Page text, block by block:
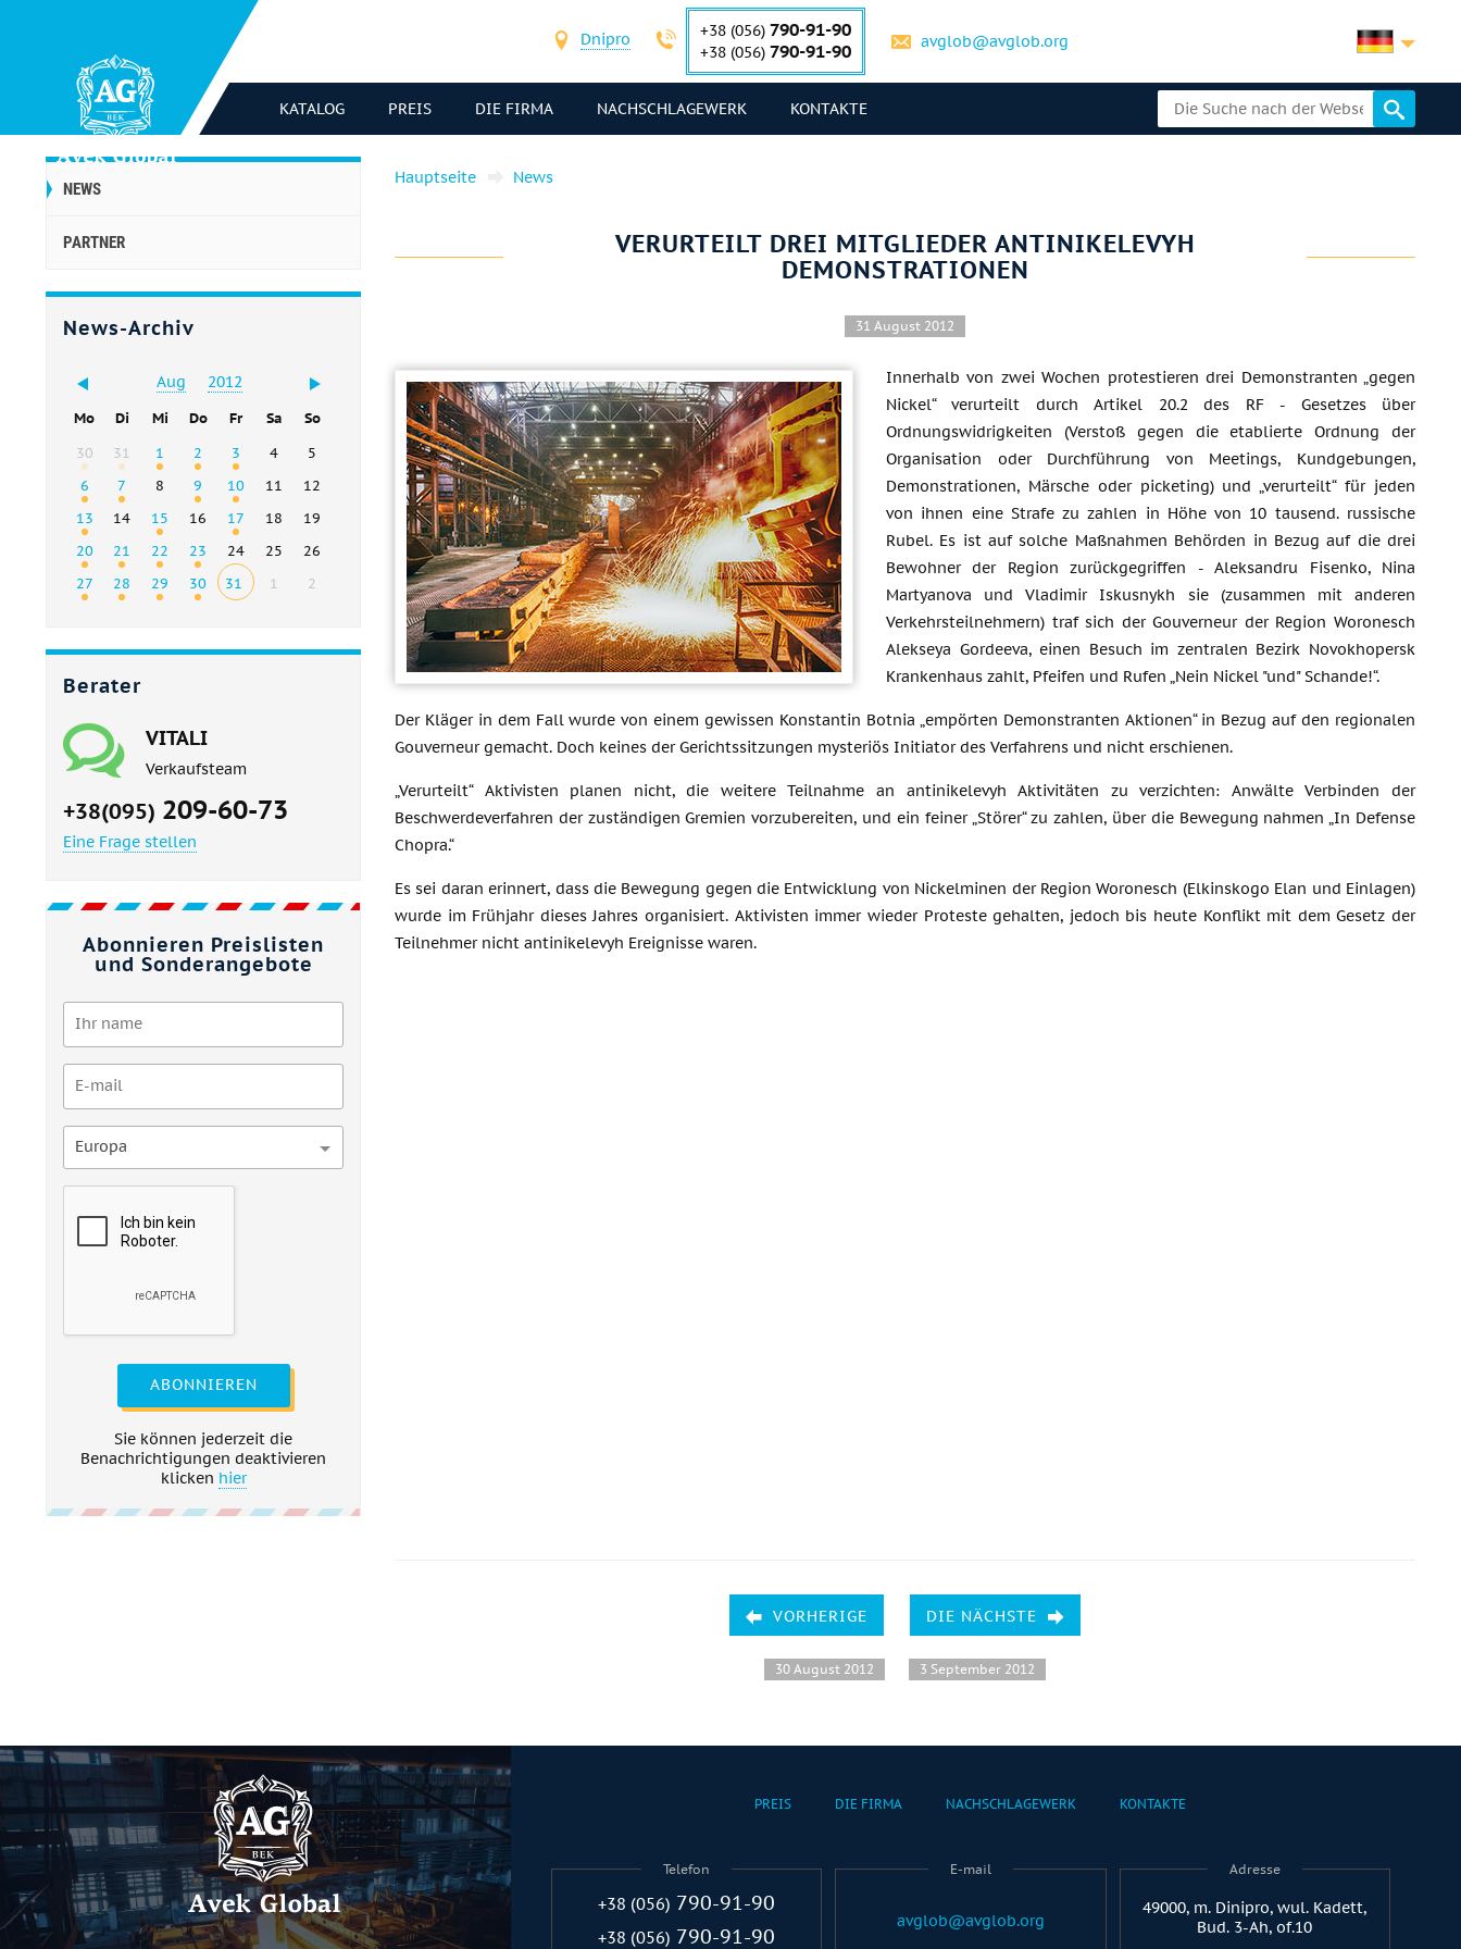
Dnipro +38 (056) 790-91-90
+38 (056) 790-91-90 avglob@avglob.org
KATALOG PREIS DIE FIRMA NACHSCHLAGEWERK KONTAKTE
NEWS
PARTNER
News-Archiv
Aug 2012
Mo Di Mi Do Fr Sa
So
30
31 1 2 3 4
5
6
7 8 9 10 11
12
13
14 15 16 17 18
19
20
21 22 23 24 25
26
27
28 29 30 31 1 2
Berater
VITALI
Verkaufsteam
+38(095) 209-60-73
Eine Frage stellen
Abonnieren Preislisten
und Sonderangebote
Europa
ABONNIEREN
Sie können jederzeit die
Benachrichtigungen deaktivieren
klicken hier
Hauptseite News
VERURTEILT DREI MITGLIEDER ANTINIKELEVYH
DEMONSTRATIONEN
31 August 2012
Innerhalb von zwei Wochen protestieren drei Demonstranten „gegen
Nickel“ verurteilt durch Artikel 20.2 des RF- Gesetzesüber
Ordnungswidrigkeiten (Verstoß gegen die etablierte Ordnung der
Organisation oder Durchführung von Meetings, Kundgebungen,
Demonstrationen, Märsche oder picketing) und „verurteilt“ für jeden
von ihnen eine Strafe zu zahlen in Höhe von 10 tausend. russische
Rubel. Es ist auf solche Maßnahmen Behörden in Bezug auf die drei
Bewohner der Region zurückgegriffen - Aleksandru Fisenko, Nina
Martyanova und Vladimir Iskusnykh sie (zusammen mit anderen
Verkehrsteilnehmern) traf sich der Gouverneur der Region Woronesch
Alekseya Gordeeva, einen Besuch im zentralen Bezirk Novokhopersk
Krankenhaus zahlt, Pfeifen und Rufen „Nein Nickel "und" Schande!“.
Der Kläger in dem Fall wurde von einem gewissen Konstantin Botnia „empörten Demonstranten Aktionen“ in Bezug auf den regionalen
Gouverneur gemacht. Doch keines der Gerichtssitzungen mysteriös Initiator des Verfahrens und nicht erschienen.
„Verurteilt“ Aktivisten planen nicht, die weitere Teilnahme an antinikelevyh Aktivitäten zu verzichten: Anwälte Verbinden der
Beschwerdeverfahren der zuständigen Gremien vorzubereiten, und ein feiner „Störer“ zu zahlen, über die Bewegung nahmen „In Defense
Chopra.“
Es sei daran erinnert, dass die Bewegung gegen die Entwicklung von Nickelminen der Region Woronesch (Elkinskogo Elan und Einlagen)
wurde im Frühjahr dieses Jahres organisiert. Aktivisten immer wieder Proteste gehalten, jedoch bis heute Konflikt mit dem Gesetz der
Teilnehmer nicht antinikelevyh Ereignisse waren.
VORHERIGE
30 August 2012
DIE NÄCHSTE
3 September 2012
PREIS DIE FIRMA NACHSCHLAGEWERK KONTAKTE
Telefon
+38 (056) 790-91-90
+38 (056) 790-91-90
E-mail
avglob@avglob.org
Adresse
49000, m. Dinipro, wul. Kadett,
Bud. 3-Ah, of.10